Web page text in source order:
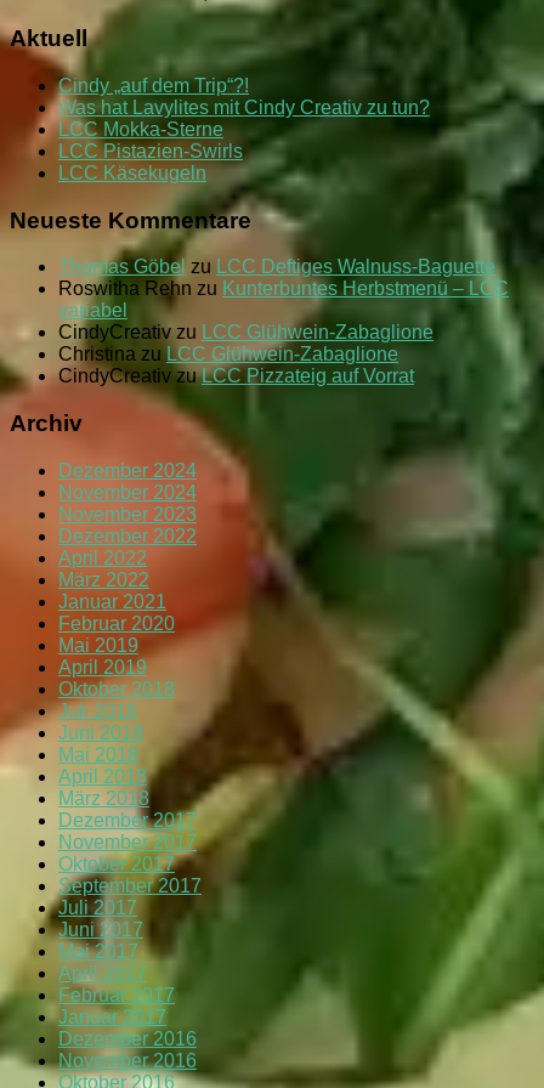
Aktuell
Cindy „auf dem Trip“?!
Was hat Lavylites mit Cindy Creativ zu tun?
LCC Mokka-Sterne
LCC Pistazien-Swirls
LCC Käsekugeln
Neueste Kommentare
Thomas Göbel zu LCC Deftiges Walnuss-Baguette
Roswitha Rehn zu Kunterbuntes Herbstmenü – LCC
variabel
CindyCreativ zu LCC Glühwein-Zabaglione
Christina zu LCC Glühwein-Zabaglione
CindyCreativzuLCC Pizzateig auf Vorrat
Archiv
Dezember 2024
November 2024
November 2023
Dezember 2022
April 2022
März 2022
Januar 2021
Februar 2020
Mai 2019
April 2019
Oktober 2018
Juli 2018
Juni 2018
Mai 2018
April 2018
März 2018
Dezember 2017
November 2017
Oktober 2017
September 2017
Juli 2017
Juni 2017
Mai 2017
April 2017
Februar 2017
Januar 2017
Dezember 2016
November 2016
Oktober 2016